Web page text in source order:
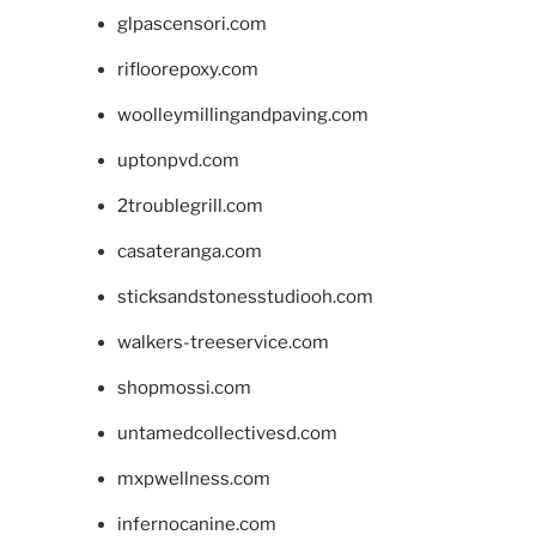
glpascensori.com
rifloorepoxy.com
woolleymillingandpaving.com
uptonpvd.com
2troublegrill.com
casateranga.com
sticksandstonesstudiooh.com
walkers-treeservice.com
shopmossi.com
untamedcollectivesd.com
mxpwellness.com
infernocanine.com